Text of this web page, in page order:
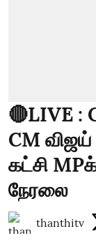
🔴LIVE :
CM
கட்சி
நேரலை
thanthitv